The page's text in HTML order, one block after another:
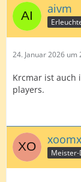
aivm
24. Januar 2026 um
Krcmar ist auch
players.